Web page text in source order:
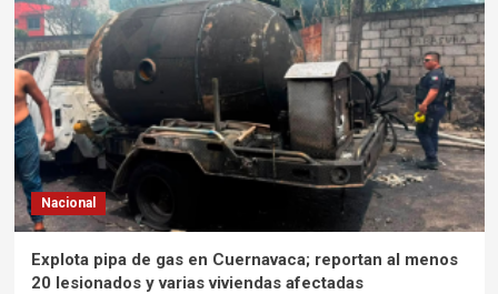
Nacional
Explota pipa de gas en Cuernavaca; reportan al menos
20 lesionados y varias viviendas afectadas